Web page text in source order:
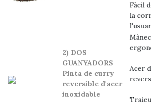
Fàcil
la
2) DOS
GUANYADORS
Pinta de curry
reversible d'acer
inoxidable
Acer